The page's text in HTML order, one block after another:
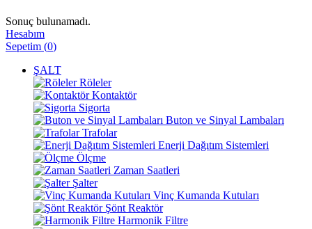
Sonuç bulunamadı.
Hesabım
Sepetim (0)
ŞALT
Röleler
Kontaktör
Sigorta
Buton ve Sinyal Lambaları
Trafolar
Enerji Dağıtım Sistemleri
Ölçme
Zaman Saatleri
Şalter
Vinç Kumanda Kutuları
Şönt Reaktör
Harmonik Filtre